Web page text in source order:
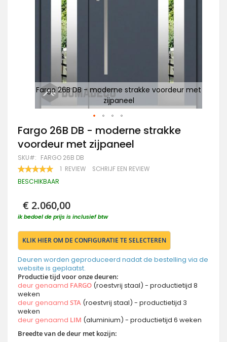
Fargo 26B DB - moderne strakke voordeur met
zijpaneel
Ga
naar
het
begin
van
de
afbeeldingen-
Fargo 26B DB - moderne strakke
voordeur met zijpaneel
SKU FARGO 26B DB
WAARDERING:1 REVIEW SCHRIJF EEN REVIEW
BESCHIKBAAR
€ 2.060,00
ik bedoel de prijs is inclusief btw
KLIK HIER OM DE CONFIGURATIE TE SELECTEREN
Deuren worden geproduceerd nadat de bestelling via de
website is geplaatst.
Productie tijd voor onze deuren:
deur genaamd FARGO (roestvrij staal) - productietijd 8
weken
deur genaamd STA (roestvrij staal) - productietijd 3
weken
deur genaamd LIM (aluminium) - productietijd 6 weken
Breedte van de deur met kozijn: